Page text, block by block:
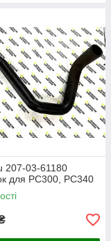
207-03-61180
для PC300, PC340